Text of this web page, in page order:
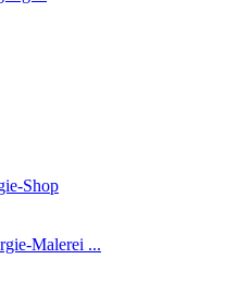
Shop
Malerei ...